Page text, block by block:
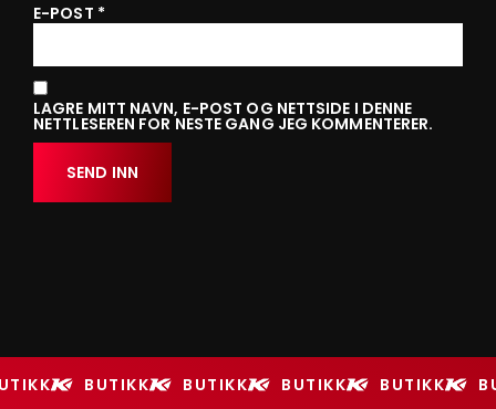
E-POST *
LAGRE MITT NAVN, E-POST OG NETTSIDE I DENNE
NETTLESEREN FOR NESTE GANG JEG KOMMENTERER.
BUTIKK BUTIKK BUTIKK BUTIKK